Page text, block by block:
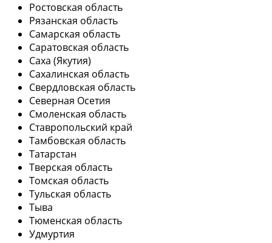
Ростовская область
Рязанская область
Самарская область
Саратовская область
Саха (Якутия)
Сахалинская область
Свердловская область
Северная Осетия
Смоленская область
Ставропольский край
Тамбовская область
Татарстан
Тверская область
Томская область
Тульская область
Тыва
Тюменская область
Удмуртия